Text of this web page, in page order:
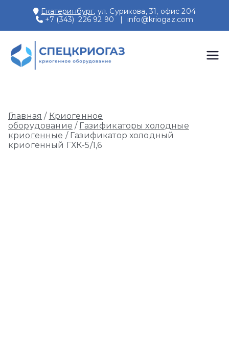
содержимому
Екатеринбург, ул. Сурикова, 31, офис 204
+7 (343) 226 92 90 | info@kriogaz.com
Производство и поставки
Главная / Криогенное
оборудование / Газификаторы холодные
криогенные / Газификатор холодный
криогенный ГХК-5/1,6